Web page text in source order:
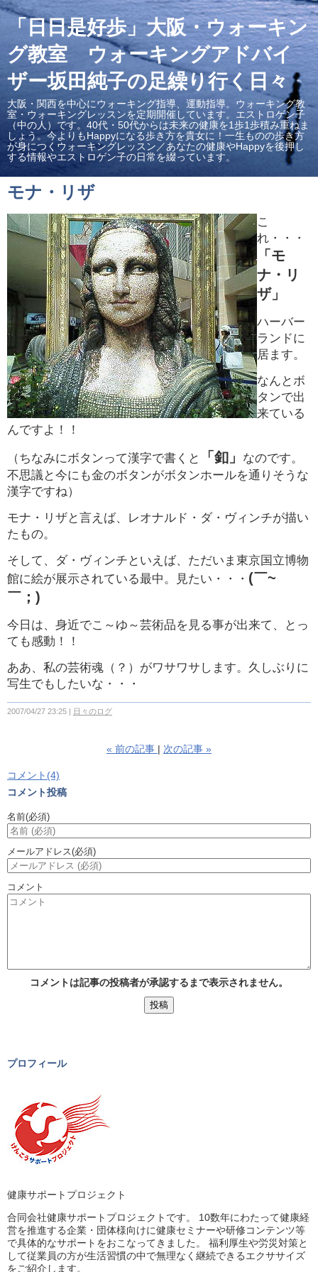
「日日是好歩」大阪・ウォーキン
グ教室 ウォーキングアドバイ
ザー坂田純子の足繰り行く日々
大阪・関西を中心にウォーキング指導、運動指導。ウォーキング教
室・ウォーキングレッスンを定期開催しています。エストロゲン子
（中の人）です。40代・50代からは未来の健康を1歩1歩積み重ねま
しょう。今よりもHappyになる歩き方を貴女に！一生ものの歩き方
が身につくウォーキングレッスン／あなたの健康やHappyを後押し
する情報やエストロゲン子の日常を綴っています。
モナ・リザ
こ
れ・・・
「モ
ナ・リ
ザ」
ハーバー
ランドに
居ます。
なんとボ
タンで出
来ている
んですよ！！
（ちなみにボタンって漢字で書くと 「釦」
なのです。
不思議と今にも金のボタンがボタンホールを通りそうな
漢字ですね）
モナ・リザと言えば、レオナルド・ダ・ヴィンチが描い
たもの。
そして、ダ・ヴィンチといえば、ただいま東京国立博物
館に絵が展示されている最中。見たい・・・ (￣~
￣；)
今日は、身近でこ～ゆ～芸術品を見る事が出来て、とっ
ても感動！！
ああ、私の芸術魂（？）がワサワサします。久しぶりに
写生でもしたいな・・・
2007/04/27 23:25 日々のログ
« 前の記事 次の記事 »
コメント(4)
コメント投稿
名前(必須)
メールアドレス(必須)
コメント
コメントは記事の投稿者が承認するまで表示されません。
プロフィール
健康サポートプロジェクト
合同会社健康サポートプロジェクトです。 10数年にわたって健康経
営を推進する企業・団体様向けに健康セミナーや研修コンテンツ等
で具体的なサポートをおこなってきました。 福利厚生や労災対策と
して従業員の方が生活習慣の中で無理なく継続できるエクササイズ
をご紹介します。